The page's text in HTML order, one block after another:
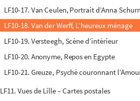
LF10-17. Van Ceulen, Portrait d’Anna
LF10-18. Van der Werff, L’heureux ménage
LF10-19. Versteegh, Scène d’intérieur
LF10-20. Anonyme, Repos en Egypte
LF10-21. Greuze, Psyché couronnant
LF11. Vues de Lille – Cartes postales